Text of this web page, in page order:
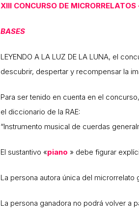
XIII CONCURSO DE
BASES
LEYENDO A LA LUZ DE LA LUNA, el
descubrir, despertar y recompensar la
Para ser tenido en cuenta en el
el diccionario de la RAE:
“Instrumento musical de cuerdas
El sustantivo «piano » debe figurar
La persona autora única del
La persona ganadora no podrá volver a